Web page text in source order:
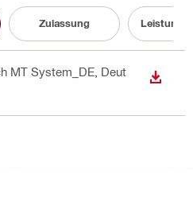
Zulassung
MT System_DE , Deut